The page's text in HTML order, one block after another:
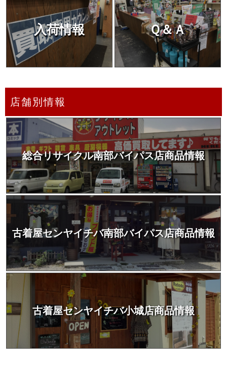
入荷情報 Ｑ＆Ａ
店舗別情報
総合リサイクル南部バイパス店商品情報
古着屋センヤイチバ南部バイパス店商品情報
古着屋センヤイチバ小城店商品情報